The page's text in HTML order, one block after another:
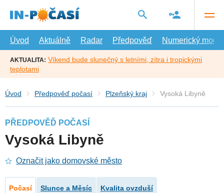
hlavní
Úvod
Aktuálně Radar Předpověď Numerický model
AKTUALITA: Víkend bude slunečný s letními, zítra i tropickými
teplotami
Úvod Předpověď počasí Plzeňský kraj Vysoká Libyně
PŘEDPOVĚĎ POČASÍ
Vysoká Libyně
Označit jako domovské město
Počasí Slunce a Měsíc Kvalita ovzduší